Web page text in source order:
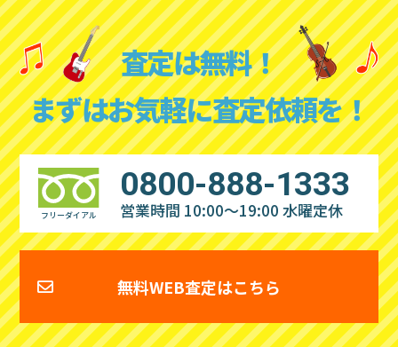
査定は無料！
まずはお気軽に査定依頼を！
フリーダイアル
0800-888-1333
営業時間 10:00～19:00 水曜定休
無料WEB査定はこちら